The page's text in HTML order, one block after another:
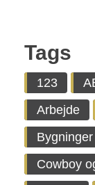
Tags
123
Arbejde
Bygninger
Cowboy